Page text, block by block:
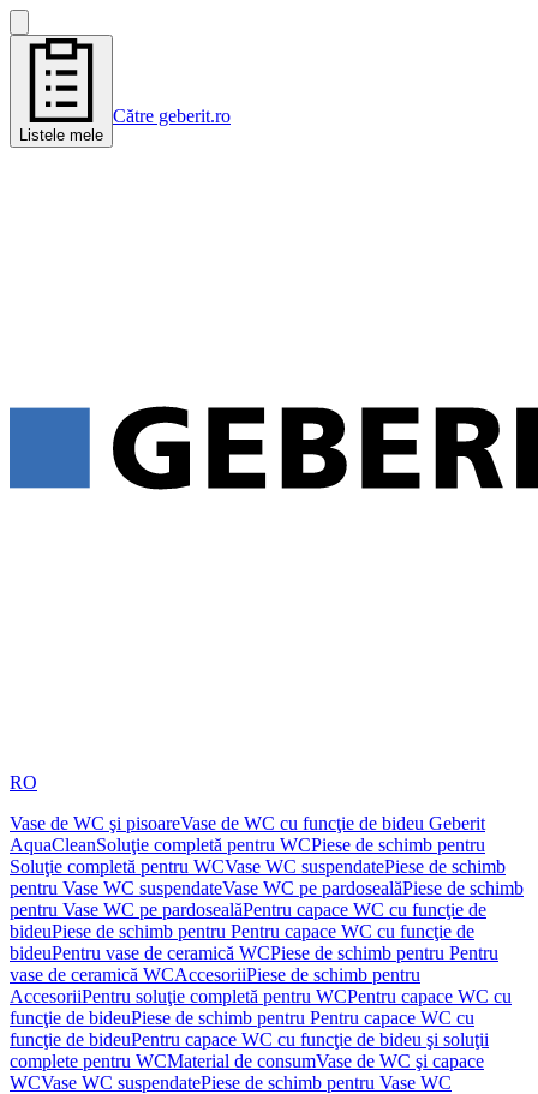
Listele mele
Către geberit.ro
RO
Vase de WC şi pisoareVase de WC cu funcţie de bideu Geberit
AquaCleanSoluţie completă pentru WCPiese de schimb pentru
Soluţie completă pentru WCVase WC suspendatePiese de schimb
pentru Vase WC suspendateVase WC pe pardosealăPiese de schimb
pentru Vase WC pe pardosealăPentru capace WC cu funcţie de
bideuPiese de schimb pentru Pentru capace WC cu funcţie de
bideuPentru vase de ceramică WCPiese de schimb pentru Pentru
vase de ceramică WCAccesoriiPiese de schimb pentru
AccesoriiPentru soluţie completă pentru WCPentru capace WC cu
funcţie de bideuPiese de schimb pentru Pentru capace WC cu
funcţie de bideuPentru capace WC cu funcţie de bideu şi soluţii
complete pentru WCMaterial de consumVase de WC şi capace
WCVase WC suspendatePiese de schimb pentru Vase WC